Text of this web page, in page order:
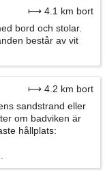
⟼ 4.1 km bort
bord och stolar.
består av vit
⟼ 4.2 km bort
sandstrand eller
om badviken är
hållplats: